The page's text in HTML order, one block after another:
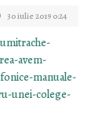
30 iulie 2019 0:24
avem-
manuale-
unei-colege-